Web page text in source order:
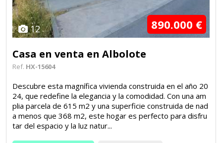
12 890.000 €
Casa en venta en Albolote
Ref. HX-15604
Descubre esta magnífica vivienda construida en el año 20
24, que redefine la elegancia y la comodidad. Con una am
plia parcela de 615 m2 y una superficie construida de nad
a menos que 368 m2, este hogar es perfecto para disfru
tar del espacio y la luz natur...